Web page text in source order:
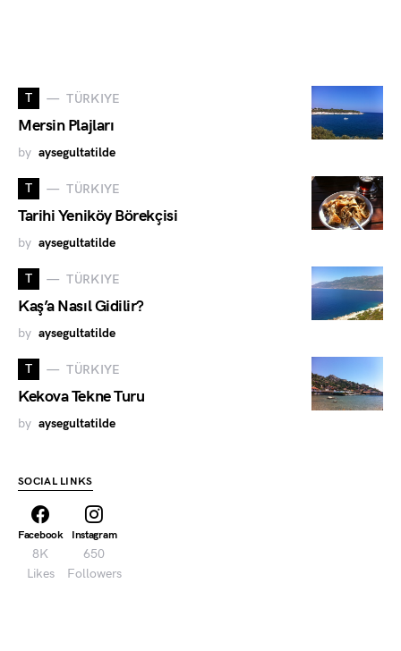
T TÜRKIYE
Mersin Plajları
by aysegultatilde
T TÜRKIYE
Tarihi Yeniköy Börekçisi
by aysegultatilde
T TÜRKIYE
Kaş’a Nasıl Gidilir?
by aysegultatilde
T TÜRKIYE
Kekova Tekne Turu
by aysegultatilde
SOCIAL LINKS
Facebook
8K
Likes
Instagram
650
Followers